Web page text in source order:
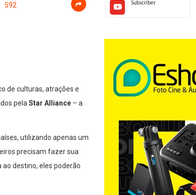
592
de culturas, atrações e
pela Star Alliance – a
utilizando apenas um
precisam fazer sua
destino, eles poderão
Subscriber